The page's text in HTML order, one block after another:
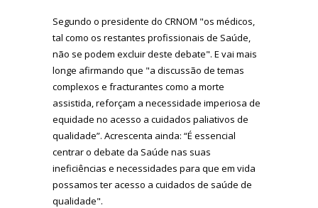
Segundo o presidente do CRNOM "os médicos,
tal como os restantes profissionais de Saúde,
não se podem excluir deste debate". E vai mais
longe afirmando que "a discussão de temas
complexos e fracturantes como a morte
assistida, reforçam a necessidade imperiosa de
equidade no acesso a cuidados paliativos de
qualidade”. Acrescenta ainda: “É essencial
centrar o debate da Saúde nas suas
ineficiências e necessidades para que em vida
possamos ter acesso a cuidados de saúde de
qualidade".